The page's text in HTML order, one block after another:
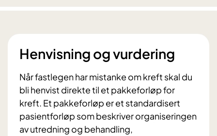
Henvisning og vurdering
Når fastlegen har mistanke om kreft skal du
bli henvist direkte til et pakkeforløp for
kreft. Et pakkeforløp er et standardisert
pasientforløp som beskriver organiseringen
av utredning og behandling,